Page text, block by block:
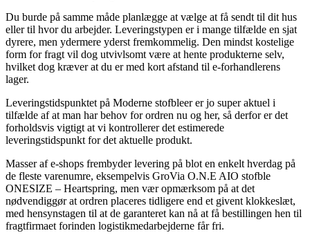
Du burde på samme måde planlægge at vælge at få sendt til dit hus
eller til hvor du arbejder. Leveringstypen er i mange tilfælde en sjat
dyrere, men ydermere yderst fremkommelig. Den mindst kostelige
form for fragt vil dog utvivlsomt være at hente produkterne selv,
hvilket dog kræver at du er med kort afstand til e-forhandlerens
lager.
Leveringstidspunktet på Moderne stofbleer er jo super aktuel i
tilfælde af at man har behov for ordren nu og her, så derfor er det
forholdsvis vigtigt at vi kontrollerer det estimerede
leveringstidspunkt for det aktuelle produkt.
Masser af e-shops frembyder levering på blot en enkelt hverdag på
de fleste varenumre, eksempelvis GroVia O.N.E AIO stofble
ONESIZE – Heartspring, men vær opmærksom på at det
nødvendiggør at ordren placeres tidligere end et givent klokkeslæt,
med hensynstagen til at de garanteret kan nå at få bestillingen hen til
fragtfirmaet forinden logistikmedarbejderne får fri.